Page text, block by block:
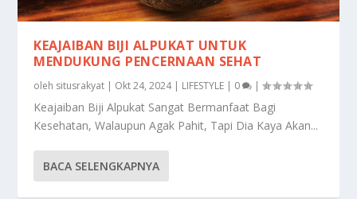
KEAJAIBAN BIJI ALPUKAT UNTUK
MENDUKUNG PENCERNAAN SEHAT
oleh situsrakyat | Okt 24, 2024| LIFESTYLE | 0 |
Keajaiban Biji Alpukat Sangat Bermanfaat Bagi
Kesehatan, Walaupun Agak Pahit, Tapi Dia Kaya Akan...
BACA SELENGKAPNYA